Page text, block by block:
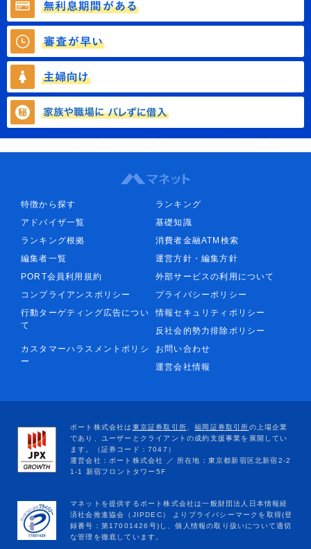
特徴から探す
ランキング
アドバイザ一覧
基礎知識
ランキング根拠
消費者金融ATM検索
編集者一覧
運営方針・編集方針
PORT会員利用規約
外部サービスの利用について
コンプライアンスポリシー
プライバシーポリシー
行動ターゲティング広告につい
て
情報セキュリティポリシー
反社会的勢力排除ポリシー
カスタマーハラスメントポリシ
ー
お問い合わせ
運営会社情報